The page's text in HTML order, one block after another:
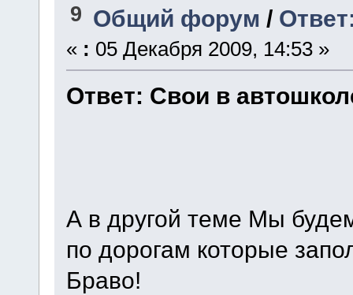
9 Общий форум /
« : 05 Декабря 2009, 14:53 »
Ответ: Свои в
А в другой теме Мы
по дорогам которые
Браво!